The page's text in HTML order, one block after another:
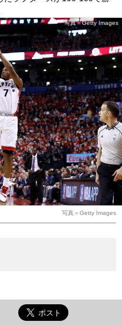
写真＝Getty Images
写真＝Getty Images